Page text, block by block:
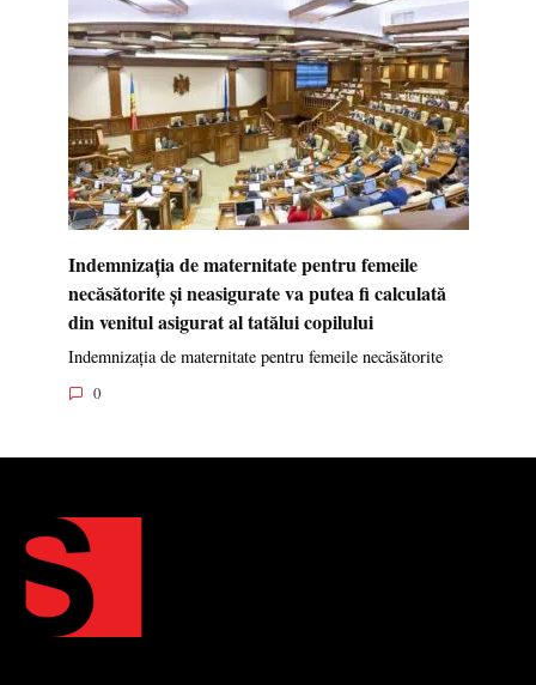
Indemnizația de maternitate pentru femeile
necăsătorite și neasigurate va putea fi calculată
din venitul asigurat al tatălui copilului
Indemnizația de maternitate pentru femeile necăsătorite
0